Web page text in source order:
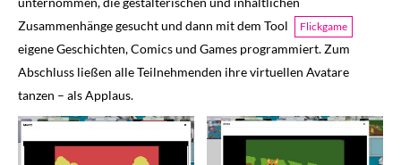
Zusammenhänge gesucht und dann mit dem Tool
Flickgame
eigene Geschichten, Comics und Games programmiert. Zum
Abschluss ließen alle Teilnehmenden ihre virtuellen Avatare
tanzen – als Applaus.